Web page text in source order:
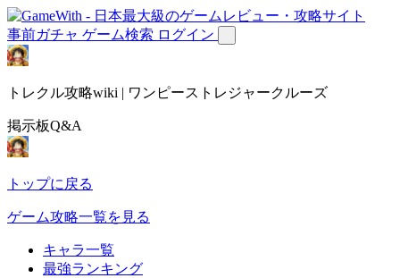
事前ガチャ ゲーム検索 ログイン
トレクル攻略wiki | ワンピーストレジャークルーズ
掲示板Q&A
トップに戻る
ゲーム攻略一覧を見る
キャラ一覧
最強ランキング